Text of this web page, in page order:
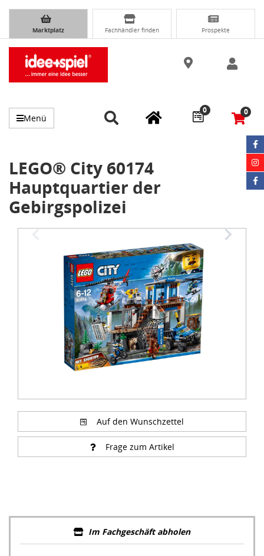
Marktplatz Fachhändler finden Prospekte
Menü
0 0
LEGO® City 60174
Hauptquartier der
Gebirgspolizei
Auf den Wunschzettel
Frage zum Artikel
Im Fachgeschäft abholen